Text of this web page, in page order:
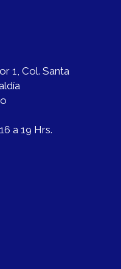
1, Col. Santa
a 19 Hrs.